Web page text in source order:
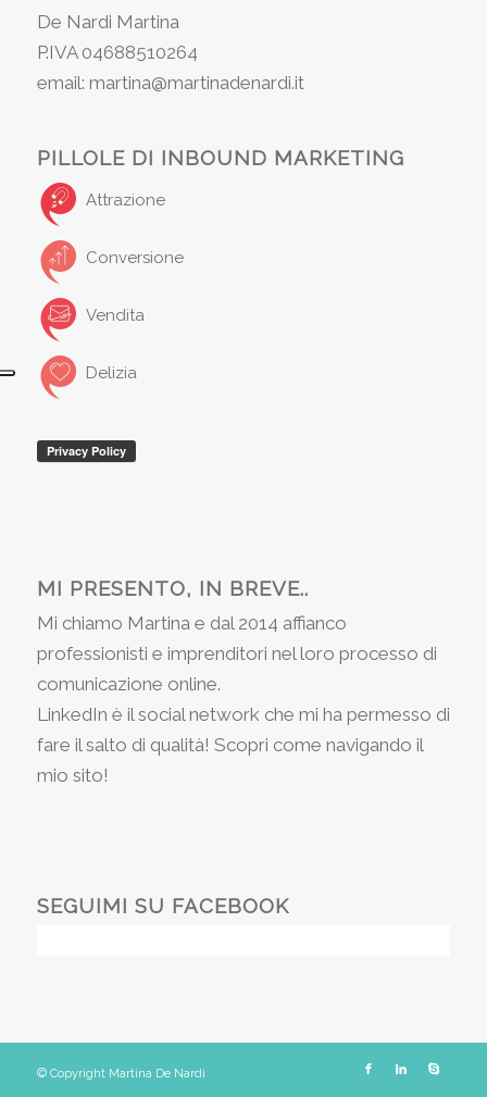
De Nardi Martina
P.IVA 04688510264
email: martina@martinadenardi.it
PILLOLE DI INBOUND MARKETING
Attrazione
Conversione
Vendita
Delizia
MI PRESENTO, IN BREVE..
Mi chiamo Martina e dal 2014 affianco
professionisti e imprenditori nel loro processo di
comunicazione online.
LinkedIn è il social network che mi ha permesso di
fare il salto di qualità! Scopri come navigando il
mio sito!
SEGUIMI SU FACEBOOK
© Copyright Martina De Nardi